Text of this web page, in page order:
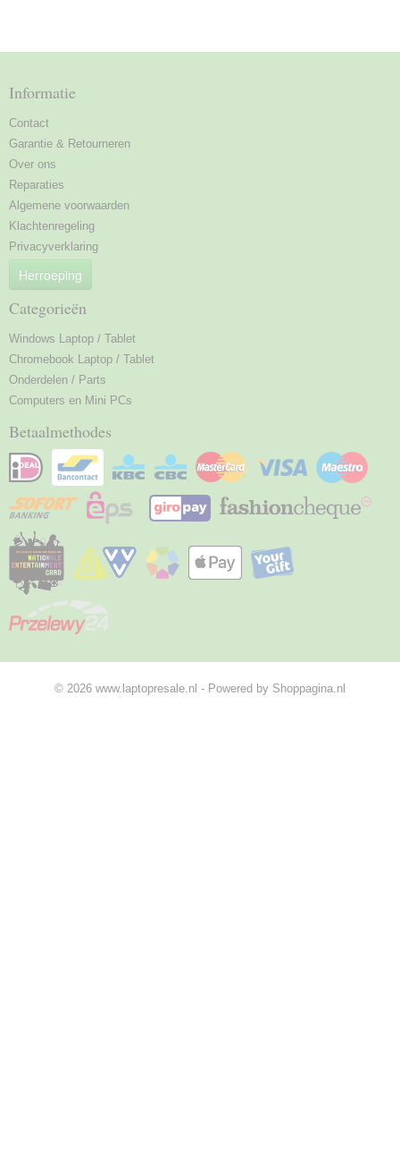
Informatie
Contact
Garantie & Retourneren
Over ons
Reparaties
Algemene voorwaarden
Klachtenregeling
Privacyverklaring
Herroeping
Categorieën
Windows Laptop / Tablet
Chromebook Laptop / Tablet
Onderdelen / Parts
Computers en Mini PCs
Betaalmethodes
© 2026 www.laptopresale.nl - Powered by Shoppagina.nl